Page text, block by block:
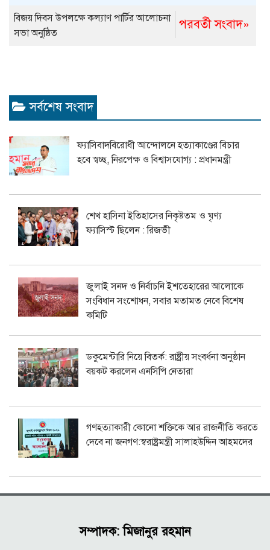
পরবর্তী সংবাদ»
বিজয় দিবস উপলক্ষে কল্যাণ পার্টির আলোচনা
সভা অনুষ্ঠিত
সর্বশেষ সংবাদ
ফ্যাসিবাদবিরোধী আন্দোলনে হত্যাকাণ্ডের বিচার
হবে স্বচ্ছ, নিরপেক্ষ ও বিশ্বাসযোগ্য : প্রধানমন্ত্রী
শেখ হাসিনা ইতিহাসের নিকৃষ্টতম ও ঘৃণ্য
ফ্যাসিস্ট ছিলেন : রিজভী
জুলাই সনদ ও নির্বাচনি ইশতেহারের আলোকে
সংবিধান সংশোধন, সবার মতামত নেবে বিশেষ
কমিটি
ডকুমেন্টারি নিয়ে বিতর্ক: রাষ্ট্রীয় সংবর্ধনা অনুষ্ঠান
বয়কট করলেন এনসিপি নেতারা
গণহত্যাকারী কোনো শক্তিকে আর রাজনীতি করতে
দেবে না জনগণ:স্বরাষ্ট্রমন্ত্রী সালাহউদ্দিন আহমদের
সম্পাদক: মিজানুর রহমান